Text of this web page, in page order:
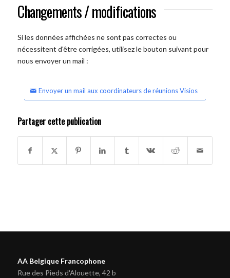
Changements / modifications
Si les données affichées ne sont pas correctes ou
nécessitent d'être corrigées, utilisez le bouton suivant pour
nous envoyer un mail :
Envoyer un mail aux coordinateurs de réunions Visios
Partager cette publication
AA Belgique Francophone
Rue des Pieds d'Alouette, 42 b